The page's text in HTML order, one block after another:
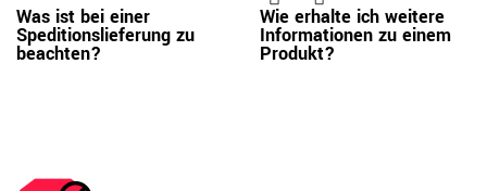
Was ist bei einer
Speditionslieferung zu
beachten?
Wie erhalte ich weitere
Informationen zu einem
Produkt?